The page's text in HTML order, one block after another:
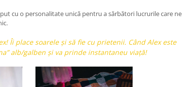
cu o personalitate unică pentru a sărbători lucrurile care ne
Îi place soarele și să fie cu prietenii. Când Alex este
alb/galben și va prinde instantaneu viață!